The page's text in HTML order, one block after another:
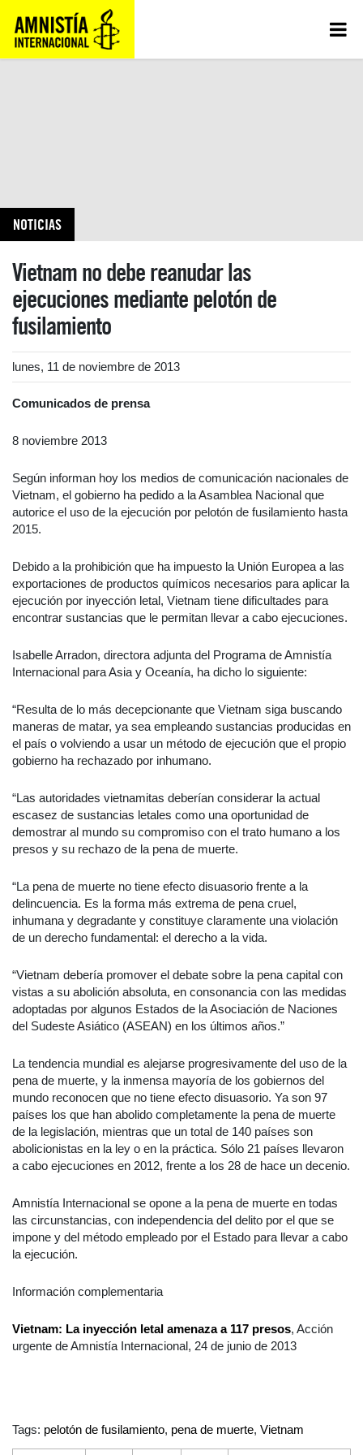
NOTICIAS
Vietnam no debe reanudar las
ejecuciones mediante pelotón de
fusilamiento
lunes, 11 de noviembre de 2013
Comunicados de prensa
8 noviembre 2013
Según informan hoy los medios de comunicación nacionales de
Vietnam, el gobierno ha pedido a la Asamblea Nacional que
autorice el uso de la ejecución por pelotón de fusilamiento hasta
2015.
Debido a la prohibición que ha impuesto la Unión Europea a las
exportaciones de productos químicos necesarios para aplicar la
ejecución por inyección letal, Vietnam tiene dificultades para
encontrar sustancias que le permitan llevar a cabo ejecuciones.
Isabelle Arradon, directora adjunta del Programa de Amnistía
Internacional para Asia y Oceanía, ha dicho lo siguiente:
“Resulta de lo más decepcionante que Vietnam siga buscando
maneras de matar, ya sea empleando sustancias producidas en
el país o volviendo a usar un método de ejecución que el propio
gobierno ha rechazado por inhumano.
“Las autoridades vietnamitas deberían considerar la actual
escasez de sustancias letales como una oportunidad de
demostrar al mundo su compromiso con el trato humano a los
presos y su rechazo de la pena de muerte.
“La pena de muerte no tiene efecto disuasorio frente a la
delincuencia. Es la forma más extrema de pena cruel,
inhumana y degradante y constituye claramente una violación
de un derecho fundamental: el derecho a la vida.
“Vietnam debería promover el debate sobre la pena capital con
vistas a su abolición absoluta, en consonancia con las medidas
adoptadas por algunos Estados de la Asociación de Naciones
del Sudeste Asiático (ASEAN) en los últimos años.”
La tendencia mundial es alejarse progresivamente del uso de la
pena de muerte, y la inmensa mayoría de los gobiernos del
mundo reconocen que no tiene efecto disuasorio. Ya son 97
países los que han abolido completamente la pena de muerte
de la legislación, mientras que un total de 140 países son
abolicionistas en la ley o en la práctica. Sólo 21 países llevaron
a cabo ejecuciones en 2012, frente a los 28 de hace un decenio.
Amnistía Internacional se opone a la pena de muerte en todas
las circunstancias, con independencia del delito por el que se
impone y del método empleado por el Estado para llevar a cabo
la ejecución.
Información complementaria
Vietnam: La inyección letal amenaza a 117 presos, Acción
urgente de Amnistía Internacional, 24 de junio de 2013
Tags: pelotón de fusilamiento, pena de muerte, Vietnam